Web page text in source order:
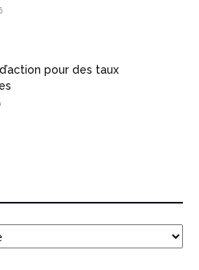
pour des taux